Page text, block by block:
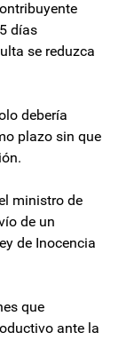
días
se reduzca
debería
plazo sin que
ministro de
de un
de Inocencia
que
ante la